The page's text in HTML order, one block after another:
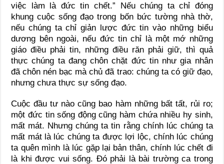
việc làm là đức tin chết.” Nếu chúng ta chỉ đóng
khung cuộc sống đạo trong bốn bức tường nhà thờ,
nếu chúng ta chỉ giản lược đức tin vào những biểu
dương bên ngoài, nếu đức tin chỉ là một mớ những
giáo điều phải tin, những điều răn phải giữ, thì quả
thực chúng ta đang chôn chặt đức tin như gia nhân
đã chôn nén bạc mà chủ đã trao: chúng ta có giữ đạo,
nhưng chưa thực sự sống đạo.
Cuộc đầu tư nào cũng bao hàm những bất tất, rủi ro;
một đức tin sống động cũng hàm chứa nhiều hy sinh,
mất mát. Nhưng chúng ta tin rằng chính lúc chúng ta
mất mát là lúc chúng ta được lợi lộc, chính lúc chúng
ta quên mình là lúc gặp lại bản thân, chính lúc chết đi
là khi được vui sống. Ðó phải là bài trường ca trong